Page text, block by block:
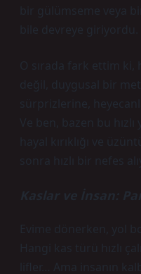
bir gülümseme veya
bile devreye giriyordu.
O sırada fark ettim ki,
değil, duygusal bir
sürprizlerine,
Ve ben, bazen bu
hayal kırıklığı ve
sonra hızlı bir nefes
Kaslar ve İnsan:
Evime dönerken, yol
Hangi kas türü hızlı
lifler… Ama insanın